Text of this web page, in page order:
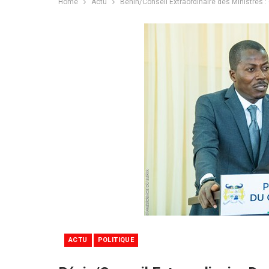
Home Actu Bénin/Conseil Extraordinaire des Ministres :
ACTU POLITIQUE